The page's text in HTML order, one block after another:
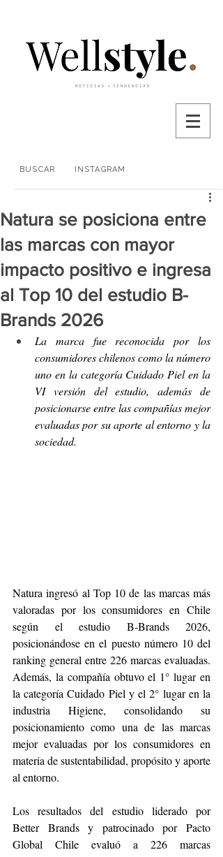
BUSCAR INSTAGRAM
Natura se posiciona entre
las marcas con mayor
impacto positivo e ingresa
al Top 10 del estudio B-
Brands 2026
La marca fue reconocida por los
consumidores chilenos como la número
uno en la categoría Cuidado Piel en la
VI versión del estudio, además de
posicionarse entre las compañías mejor
evaluadas por su aporte al entorno y la
sociedad.
Natura ingresó al Top 10 de las marcas más
valoradas por los consumidores en Chile
según el estudio B-Brands 2026,
posicionándose en el puesto número 10 del
ranking general entre 226 marcas evaluadas.
Además, la compañía obtuvo el 1° lugar en
la categoría Cuidado Piel y el 2° lugar en la
industria Higiene, consolidando su
posicionamiento como una de las marcas
mejor evaluadas por los consumidores en
materia de sustentabilidad, propósito y aporte
al entorno.
Los resultados del estudio liderado por
Better Brands y patrocinado por Pacto
Global Chile evaluó a 226 marcas